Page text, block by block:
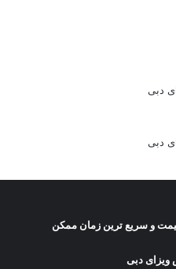
قیمت و سریع ترین زمان ممکن
ویزای دبی